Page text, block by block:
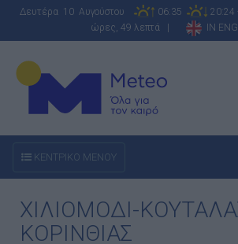
Δευτέρα 10 Αυγούστου 06:35
20:24
ώρες, 49 λεπτά |
IN
ΚΕΝΤΡΙΚΟ ΜΕΝΟΥ
ΧΙΛΙΟΜΟΔΙ-
ΚΟΡΙΝΘΙΑΣ